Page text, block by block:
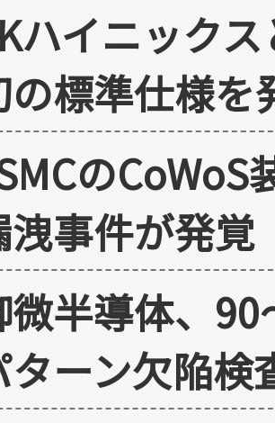
ハイニック
の標準仕様を
の
洩事件が発覚
微半導体、
ターン欠陥検